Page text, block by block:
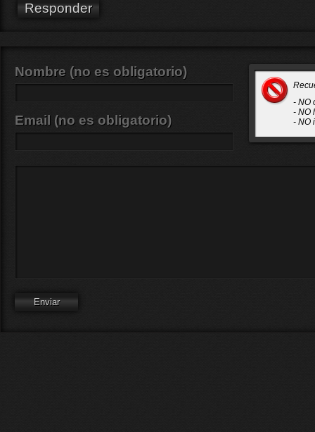
Responder
- NO
- NO
- NO
Nombre (no es obligatorio)
Email (no es obligatorio)